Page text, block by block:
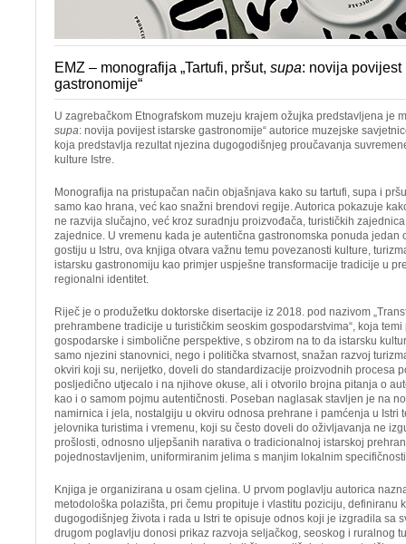
EMZ – monografija „Tartufi, pršut, supa: novija povijest
gastronomije“
U zagrebačkom Etnografskom muzeju krajem ožujka predstavljena je
supa: novija povijest istarske gastronomije“ autorice muzejske
koja predstavlja rezultat njezina dugogodišnjeg proučavanja
kulture Istre.
Monografija na pristupačan način objašnjava kako su tartufi, supa i
samo kao hrana, već kao snažni brendovi regije. Autorica pokazuje
ne razvija slučajno, već kroz suradnju proizvođača, turističkih
zajednice. U vremenu kada je autentična gastronomska ponuda jedan
gostiju u Istru, ova knjiga otvara važnu temu povezanosti kulture,
istarsku gastronomiju kao primjer uspješne transformacije tradicije u
regionalni identitet.
Riječ je o produžetku doktorske disertacije iz 2018. pod nazivom
prehrambene tradicije u turističkim seoskim gospodarstvima“, koja
gospodarske i simbolične perspektive, s obzirom na to da istarsku
samo njezini stanovnici, nego i politička stvarnost, snažan razvoj
okviri koji su, nerijetko, doveli do standardizacije proizvodnih procesa
posljedično utjecalo i na njihove okuse, ali i otvorilo brojna pitanja o
kao i o samom pojmu autentičnosti. Poseban naglasak stavljen je na
namirnica i jela, nostalgiju u okviru odnosa prehrane i pamćenja u Istri
jelovnika turistima i vremenu, koji su često doveli do oživljavanja ne
prošlosti, odnosno uljepšanih narativa o tradicionalnoj istarskoj
pojednostavljenim, uniformiranim jelima s manjim lokalnim
Knjiga je organizirana u osam cjelina. U prvom poglavlju autorica
metodološka polazišta, pri čemu propituje i vlastitu poziciju, definiranu
dugogodišnjeg života i rada u Istri te opisuje odnos koji je izgradila sa
drugom poglavlju donosi prikaz razvoja seljačkog, seoskog i ruralnog